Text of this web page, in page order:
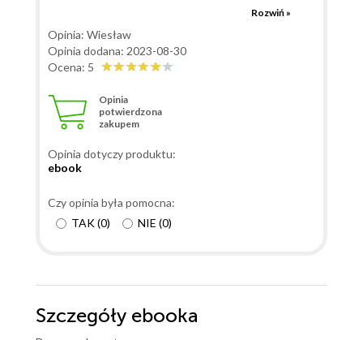
wojskowych służb specjalnych oraz Amerykanie.
Źródło wydarzeń tkwi w czasach wojny w Jugosławii.
Także i duńscy żołnierze brali udział w tzw. misji
pokojowej. A zdarzyło się wiele rzeczy, o których
bardziej. Więcej napisałem tu:
https://recenzja.info.pl/ksiazka/szalony-polak/
Rozwiń »
Opinia: Wiesław
Opinia dodana: 2023-08-30
Ocena: 5
Opinia
potwierdzona
zakupem
Opinia dotyczy produktu:
ebook
Czy opinia była pomocna:
TAK(0) NIE (0)
Szczegóły ebooka